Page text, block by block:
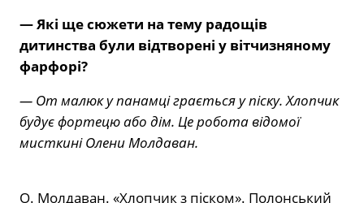
— Які ще сюжети на тему радощів
дитинства були відтворені у вітчизняному
фарфорі?
— От малюк у панамці грається у піску. Хлопчик
будує фортецю або дім. Це робота відомої
мисткині Олени Молдаван.
О. Молдаван. «Хлопчик з піском». Полонський